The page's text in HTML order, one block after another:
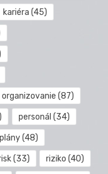
kariéra (45)
organizovanie (87)
personál (34)
plány(48)
(33) riziko (40)